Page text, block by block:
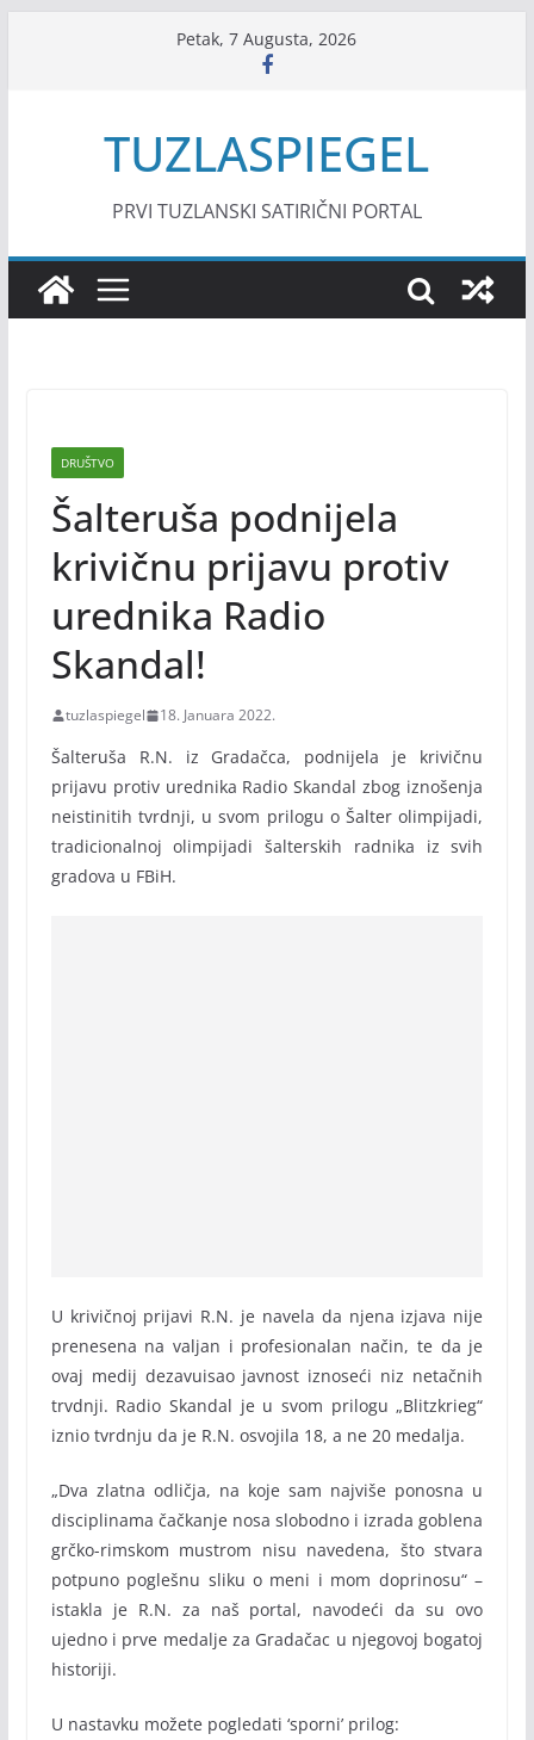
Petak, 7 Augusta, 2026
TUZLASPIEGEL
PRVI TUZLANSKI SATIRIČNI PORTAL
DRUŠTVO
Šalteruša podnijela
krivičnu prijavu protiv
urednika Radio
Skandal!
tuzlaspiegel 18. Januara 2022.
Šalteruša R.N. iz Gradačca, podnijela je krivičnu
prijavu protiv urednika Radio Skandal zbog iznošenja
neistinitih tvrdnji, u svom prilogu o Šalter olimpijadi,
tradicionalnoj olimpijadi šalterskih radnika iz svih
gradova u FBiH.
U krivičnoj prijavi R.N. je navela da njena izjava nije
prenesena na valjan i profesionalan način, te da je
ovaj medij dezavuisao javnost iznoseći niz netačnih
trvdnji. Radio Skandal je u svom prilogu „Blitzkrieg“
iznio tvrdnju da je R.N. osvojila 18, a ne 20 medalja.
„Dva zlatna odličja, na koje sam najviše ponosna u
disciplinama čačkanje nosa slobodno i izrada goblena
grčko-rimskom mustrom nisu navedena, što stvara
potpuno poglešnu sliku o meni i mom doprinosu“ –
istakla je R.N. za naš portal, navodeći da su ovo
ujedno i prve medalje za Gradačac u njegovoj bogatoj
historiji.
U nastavku možete pogledati ‘sporni’ prilog: